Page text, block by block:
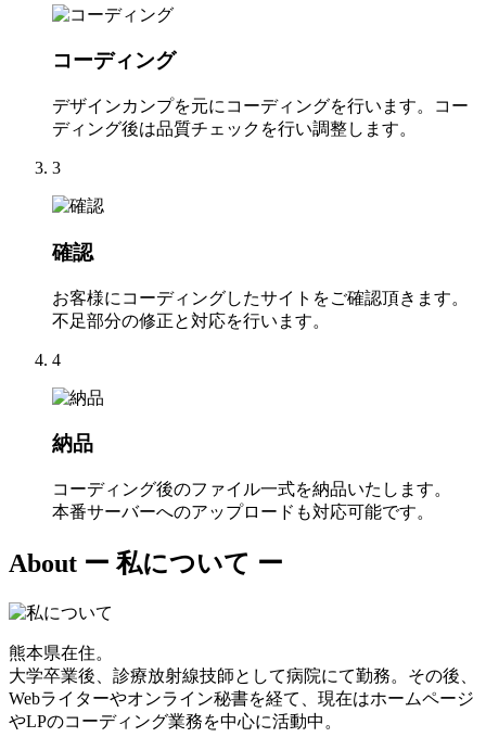
コーディング
デザインカンプを元にコーディングを行います。コー
ディング後は品質チェックを行い調整します。
3
確認
お客様にコーディングしたサイトをご確認頂きます。
不足部分の修正と対応を行います。
4
納品
コーディング後のファイル一式を納品いたします。
本番サーバーへのアップロードも対応可能です。
About ー 私について ー
熊本県在住。
大学卒業後、診療放射線技師として病院にて勤務。その後、
Webライターやオンライン秘書を経て、現在はホームページ
やLPのコーディング業務を中心に活動中。